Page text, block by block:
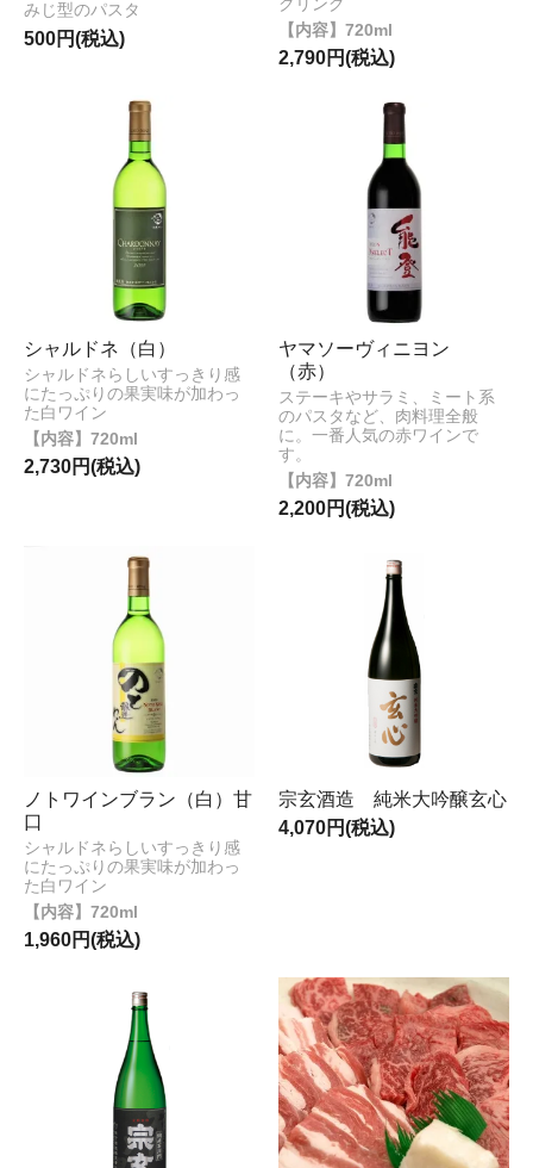
みじ型のパスタ
500円(税込)
クリング
720ml
2,790円(税込)
シャルドネ（白）
シャルドネらしいすっきり感
にたっぷりの果実味が加わっ
た白ワイン
720ml
2,730円(税込)
ヤマソーヴィニヨン
（赤）
ステーキやサラミ、ミート系
のパスタなど、肉料理全般
に。一番人気の赤ワインで
す。
720ml
2,200円(税込)
ノトワインブラン（白）甘
口
シャルドネらしいすっきり感
にたっぷりの果実味が加わっ
た白ワイン
720ml
1,960円(税込)
宗玄酒造 純米大吟醸玄心
4,070円(税込)